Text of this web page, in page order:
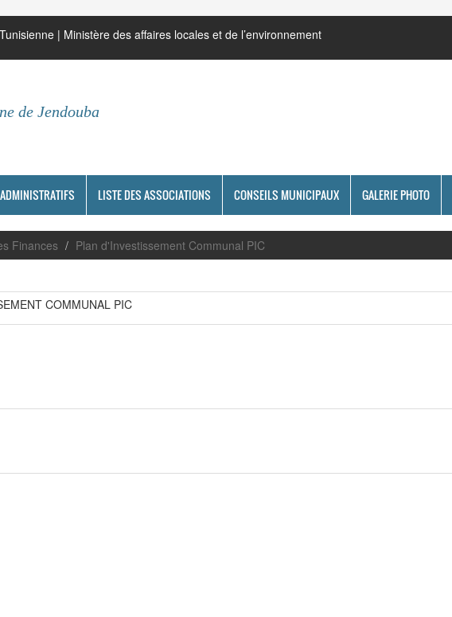
| Ministère des affaires locales et de l’environnement
de Jendouba
LISTE DES ASSOCIATIONS CONSEILS MUNICIPAUX GALERIE PHOTO
Finances Plan d'Investissement Communal PIC
COMMUNAL PIC